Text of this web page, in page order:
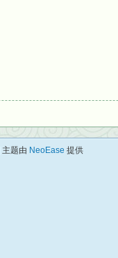
| 主题由 NeoEase 提供